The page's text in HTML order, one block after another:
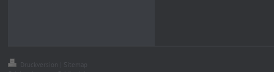
Druckversion
Sitemap